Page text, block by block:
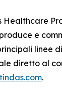
e
linee
diretto al
.